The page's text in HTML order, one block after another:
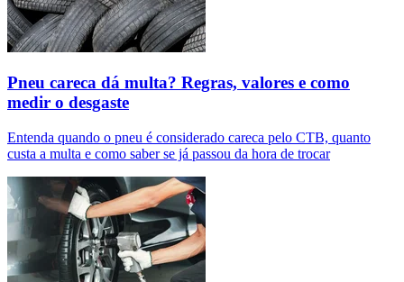
Pneu careca dá multa? Regras, valores e como
medir o desgaste
Entenda quando o pneu é considerado careca pelo CTB, quanto
custa a multa e como saber se já passou da hora de trocar